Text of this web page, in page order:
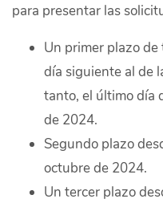
para presentar las
Un primer plazo de
día siguiente al de
tanto, el último día
de 2024.
Segundo plazo
octubre de 2024.
Un tercer plazo